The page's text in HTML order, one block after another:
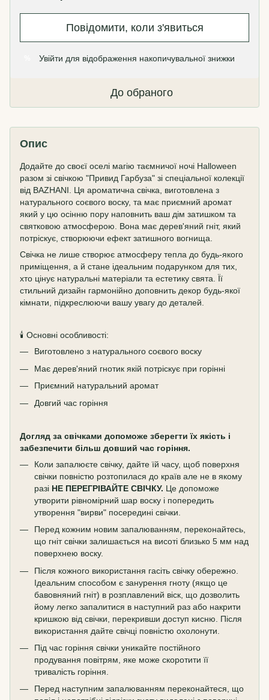
Повідомити, коли з'явиться
Увійти для відображення накопичувальної знижки
До обраного
Опис
Додайте до своєї оселі магію таємничої ночі Halloween
разом зі свічкою "Привид Гарбуза" зі спеціальної колекції
від BAZHANI. Ця ароматична свічка, виготовлена з
натурального соєвого воску, та має приємний аромат
який у цю осінню пору наповнить ваш дім затишком та
святковою атмосферою. Вона має дерев'яний гніт, який
потріскує, створюючи ефект затишного вогнища.
Свічка не лише створює атмосферу тепла до будь-якого
приміщення, а й стане ідеальним подарунком для тих,
хто цінує натуральні матеріали та естетику свята. Її
стильний дизайн гармонійно доповнить декор будь-якої
кімнати, підкреслюючи вашу увагу до деталей.
🕯️ Основні особливості:
Виготовлено з натурального соєвого воску
Має дерев'яний гнотик якій потріскує при горінні
Приємний натуральний аромат
Довгий час горіння
Догляд за свічками допоможе зберегти їх якість і
забезпечити більш довший час горіння.
Коли запалюєте свічку, дайте їй часу, щоб поверхня
свічки повністю розтопилася до країв але не в якому
разі НЕ ПЕРЕГРІВАЙТЕ СВІЧКУ. Це допоможе
утворити рівномірний шар воску і попередить
утворення "вирви" посередині свічки.
Перед кожним новим запалюванням, переконайтесь,
що гніт свічки залишається на висоті близько 5 мм над
поверхнею воску.
Після кожного використання гасіть свічку обережно.
Ідеальним способом є занурення гноту (якщо це
бавовняний гніт) в розплавлений віск, що дозволить
йому легко запалитися в наступний раз або накрити
кришкою від свічки, перекривши доступ кисню. Після
використання дайте свічці повністю охолонути.
Під час горіння свічки уникайте постійного
продування повітрям, яке може скоротити її
тривалість горіння.
Перед наступним запалюванням переконайтеся, що